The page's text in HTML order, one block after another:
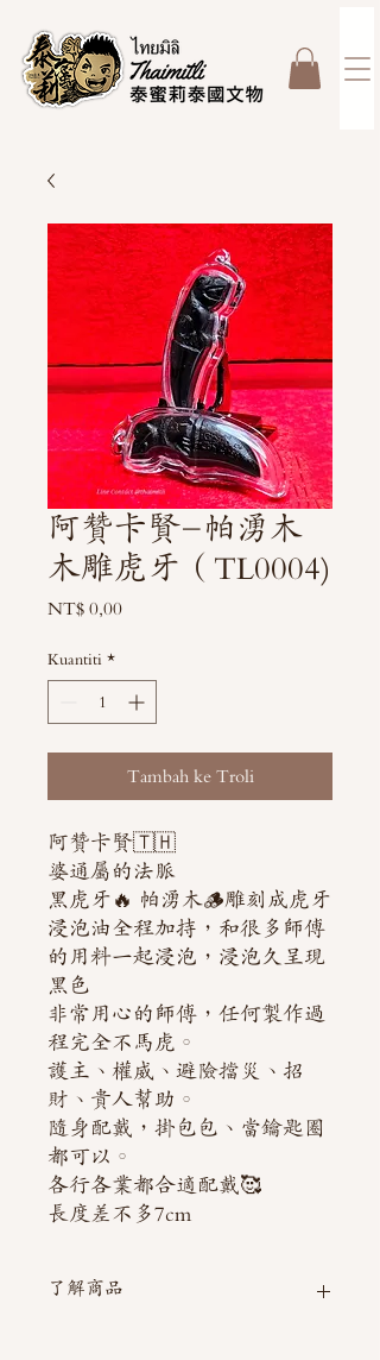
阿贊卡賢-帕湧木
木雕虎牙（TL0004)
NT$ 0,00Harga
Kuantiti *
Tambah ke Troli
阿贊卡賢🇹🇭
婆通屬的法脈
黑虎牙🔥 帕湧木🪵雕刻成虎牙
浸泡油全程加持，和很多師傅
的用料一起浸泡，浸泡久呈現
黑色
非常用心的師傅，任何製作過
程完全不馬虎。
護主、權威、避險擋災、招
財、貴人幫助。
隨身配戴，掛包包、當鑰匙圈
都可以。
各行各業都合適配戴🥰
長度差不多7cm
了解商品